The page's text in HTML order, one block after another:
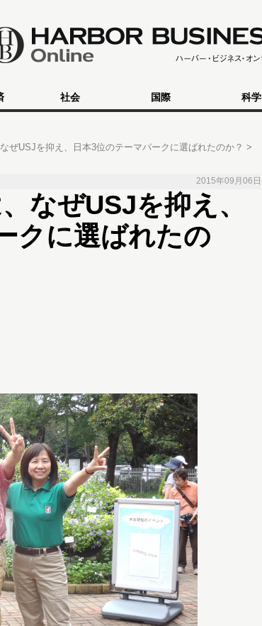
社会 国際 科学
ぜUSJを抑え、日本3位のテーマパークに選ばれたのか？
2015年09月06日
なぜUSJを抑え、
クに選ばれたの